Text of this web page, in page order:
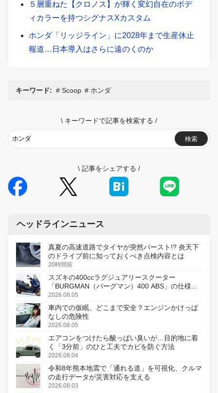
５層重ねた【クロノス】が輝く変幻自在のボデ
ィカラーを持つシグナスXカスタム
ホンダ「リッジライン」に2028年まで生産休止
報道…日本導入はさらに遠のくのか
キーワード: Scoop ホンダ
\ キーワードで記事を検索する /
検索
\ 記事をシェアする /
ヘッドラインニュース
真夏の高速道路でタイヤが突然バースト!? 炎天下
のドライブ前に知っておくべき点検内容とは
20時間前
スズキの400ccラグジュアリースクーター
「BURGMAN（バーグマン）400 ABS」の仕様を
変更し、8月18日に発売
2026.08.05
車内での仮眠、どこまで安全？エンジンかけっぱ
なしの危険性
2026.08.05
エアコンをつけたら酸っぱい臭いが…目的地に着
く「3分前」のひと工夫でカビを防ぐ方法
2026.08.04
令和8年熊本地震で「通れる道」を可視化、クルマ
の走行データが災害対応を支える
2026.08.03